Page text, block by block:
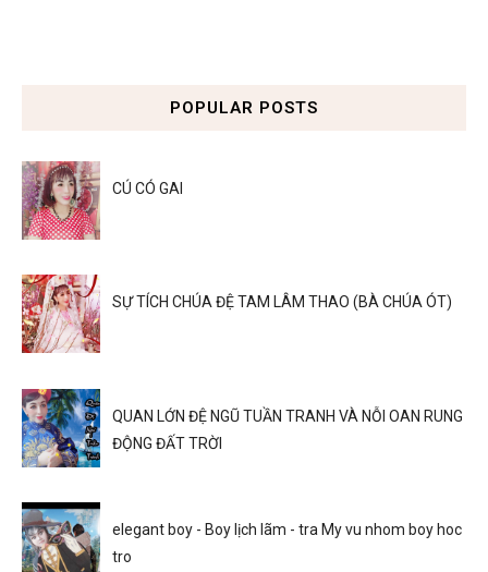
POPULAR POSTS
CÚ CÓ GAI
SỰ TÍCH CHÚA ĐỆ TAM LÂM THAO (BÀ CHÚA ÓT)
QUAN LỚN ĐỆ NGŨ TUẦN TRANH VÀ NỖI OAN RUNG
ĐỘNG ĐẤT TRỜI
elegant boy - Boy lịch lãm - tra My vu nhom boy hoc
tro